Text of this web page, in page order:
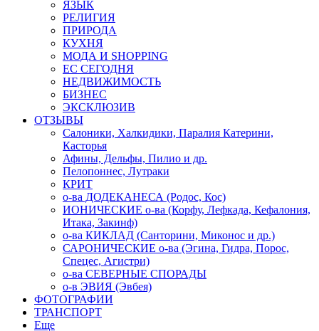
ЯЗЫК
РЕЛИГИЯ
ПРИРОДА
КУХНЯ
МОДА И SHOPPING
ЕС СЕГОДНЯ
НЕДВИЖИМОСТЬ
БИЗНЕС
ЭКСКЛЮЗИВ
ОТЗЫВЫ
Салоники, Халкидики, Паралия Катерини,
Касторья
Афины, Дельфы, Пилио и др.
Пелопоннес, Лутраки
КРИТ
о-ва ДОДЕКАНЕСА (Родос, Кос)
ИОНИЧЕСКИЕ о-ва (Корфу, Лефкада, Кефалония,
Итака, Закинф)
о-ва КИКЛАД (Санторини, Миконос и др.)
САРОНИЧЕСКИЕ о-ва (Эгина, Гидра, Порос,
Спецес, Агистри)
о-ва СЕВЕРНЫЕ СПОРАДЫ
о-в ЭВИЯ (Эвбея)
ФОТОГРАФИИ
ТРАНСПОРТ
Еще